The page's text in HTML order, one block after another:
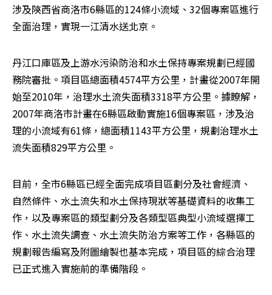
涉及陝西省商洛市6縣區的124條小流域、32個專案區進行
全面治理，實現一江清水送北京。
丹江口庫區及上游水污染防治和水土保持專案規劃已經國
務院審批。項目區總面積4574平方公里，計畫從2007年開
始至2010年，治理水土流失面積3318平方公里。據瞭解，
2007年商洛市計畫在6縣區啟動實施16個專案區，涉及治
理的小流域有61條，總面積1143平方公里，規劃治理水土
流失面積829平方公里。
目前，全市6縣區已經全面完成項目區劃分及社會經濟、
自然條件、水土流失和水土保持現狀等基礎資料的收集工
作，以及專案區的類型劃分及各類型區典型小流域選擇工
作、水土流失調查、水土流失防治方案等工作，各縣區的
規劃報告編寫及附圖繪製也基本完成，項目區的綜合治理
已正式進入實施前的準備階段。